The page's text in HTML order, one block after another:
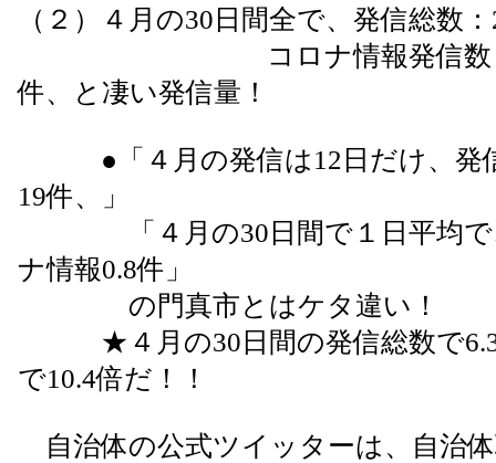
（２）４月の30日間全で、発信総数
コロナ情報発信数：198
件、と凄い発信量！
●「４月の発信は12日だけ、発信
19件、」
「４月の30日間で１日平均で、
ナ情報0.8件」
の門真市とはケタ違い！
★４月の30日間の発信総数で6.3
で10.4倍だ！！
自治体の公式ツイッターは、自治